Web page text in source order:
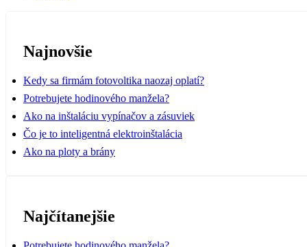
Najnovšie
Kedy sa firmám fotovoltika naozaj oplatí?
Potrebujete hodinového manžela?
Ako na inštaláciu vypínačov a zásuviek
Čo je to inteligentná elektroinštalácia
Ako na ploty a brány
Najčítanejšie